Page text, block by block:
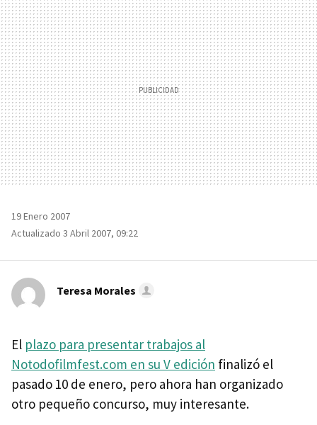
MAIL
19 Enero 2007
Actualizado 3 Abril 2007, 09:22
Teresa Morales
El plazo para presentar trabajos al
Notodofilmfest.com en su V edición finalizó el
pasado 10 de enero, pero ahora han organizado
otro pequeño concurso, muy interesante.